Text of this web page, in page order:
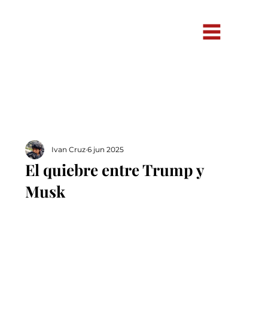
El quiebre entre Trump y
Musk
Ivan Cruz 6 jun 2025